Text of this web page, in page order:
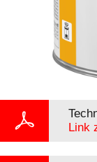
Link